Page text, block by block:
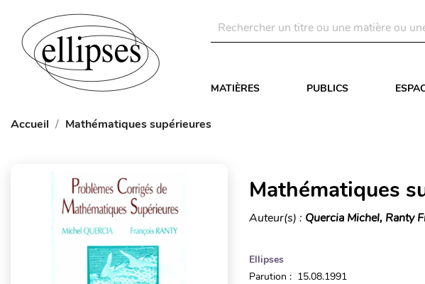
MATIÈRES PUBLICS
Accueil Mathématiques supérieures
Mathématiques
Auteur(s) : Quercia Michel, Ranty
Ellipses
Parution : 15.08.1991